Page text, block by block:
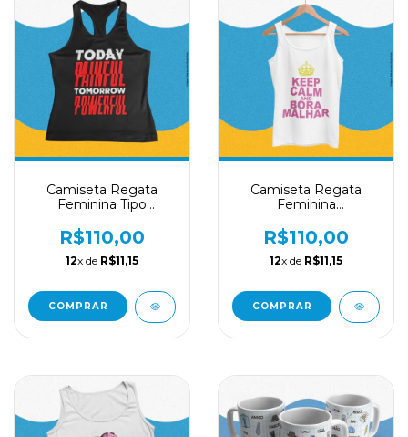
Camiseta Regata
Feminina Tipo
Algodão Premium
R$110,00
12x de R$11,15
COMPRAR
Camiseta Regata
Feminina
Algodão Premium
R$110,00
12x de R$11,15
COMPRAR